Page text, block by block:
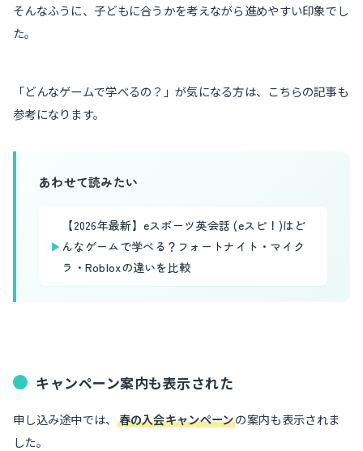
そんなふうに、子どもに合うかを考えながら進めやすい印象でし
た。
「どんなゲームで学べるの？」が気になる方は、こちらの記事も
参考になります。
あわせて読みたい
▶
【2026年最新】eスポーツ英会話 (eスピ！)はど
んなゲームで学べる？フォートナイト・マイク
ラ・Robloxの違いを比較
キャンペーン案内も表示された
申し込み途中では、 春の入会キャンペーンの案内も表示されま
した。